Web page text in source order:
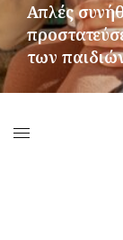
Απλές
των